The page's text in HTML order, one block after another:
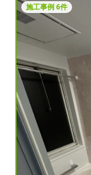
ります。リフォーム
ございました。また
お願いいたしますm(_
施工事例 6件